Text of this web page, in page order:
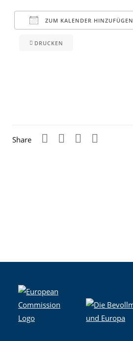
ZUM KALENDER HINZUFÜGEN
ICS herunterladen
Google Kalender
DRUCKEN
Share